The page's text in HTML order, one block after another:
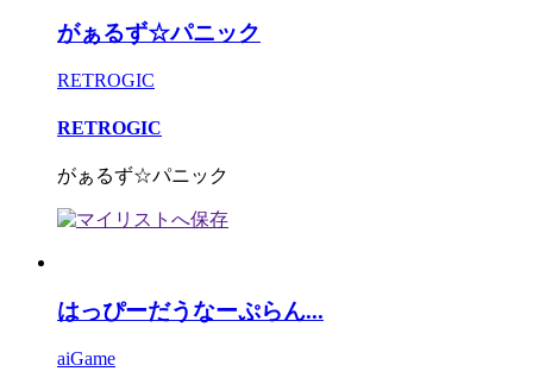
がぁるず☆パニック
RETROGIC
RETROGIC
がぁるず☆パニック
はっぴーだうなーぷらん...
aiGame